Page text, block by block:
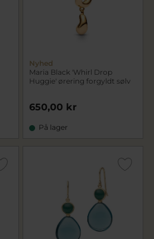
Nyhed
Maria Black 'Whirl Drop
Huggie' ørering forgyldt sølv
650,00 kr
På lager